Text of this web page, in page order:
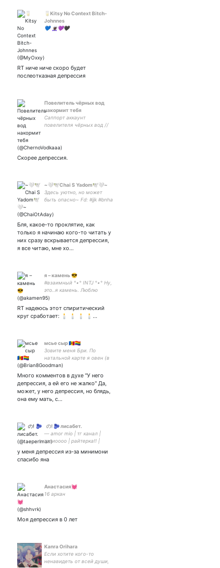
🥛Kitsy No Context Bitch-
Johnnes
💙 🧝🏿‍♀️💜🖤
RT ниче ниче скоро будет
послеотказная депрессия
Повелитель чёрных вод
накормит тебя
Саппорт аккаунт
повелителя чёрных вод //
любого, кто тебя обидел и
ветров 🍃 #саппорт #рп
Скорее депрессия.
~🤍🕊Chai S Yadom🕊🤍~
Здесь уютно, но может
быть опасно~ Fd: #jjk #bnha
Выпей чаю,
Коммишены открыты!!!
Клинер манги Цвет/ЧБ |!
Много мата!|
Бля, какое-то проклятие, как
только я начинаю кого-то читать у
них сразу вскрывается депрессия,
я все читаю, мне хо…
я – камень 😎
#взаимный °•° INTJ °•° Ну,
это..я камень. Люблю
камни.°•° ГИБУЛЬ°•°
RT надеюсь этот спиритический
круг сработает: 🕯 🕯 🕯 🕯…
мсье сыр 🇲🇩🏳️‍🌈
Зовите меня Бри. По
натальной карте я овен (в
душе всё еще рыбы), по
типу личности - посредник.
Работаю в гос.статистике.
Лечусь от депрессии.
He/him.
Много комментов в духе "У него
депрессия, а ей его не жалко" Да,
может, у него депрессия, но блядь,
она ему мать, с…
‎ ‎ の! 🫐 лисабет.
— amor mio | тг канал |
тэлиоооо | райтерка!! |
у меня депрессия из-за минимони
спасибо яна
Анастасия💓
16 аркан
Моя депрессия в 0 лет
Kanra Orihara
Если хотите кого-то
ненавидеть от всей души,